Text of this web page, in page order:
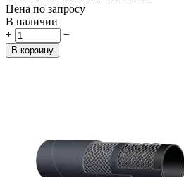
Цена по запросу
В наличии
+
−
В корзину